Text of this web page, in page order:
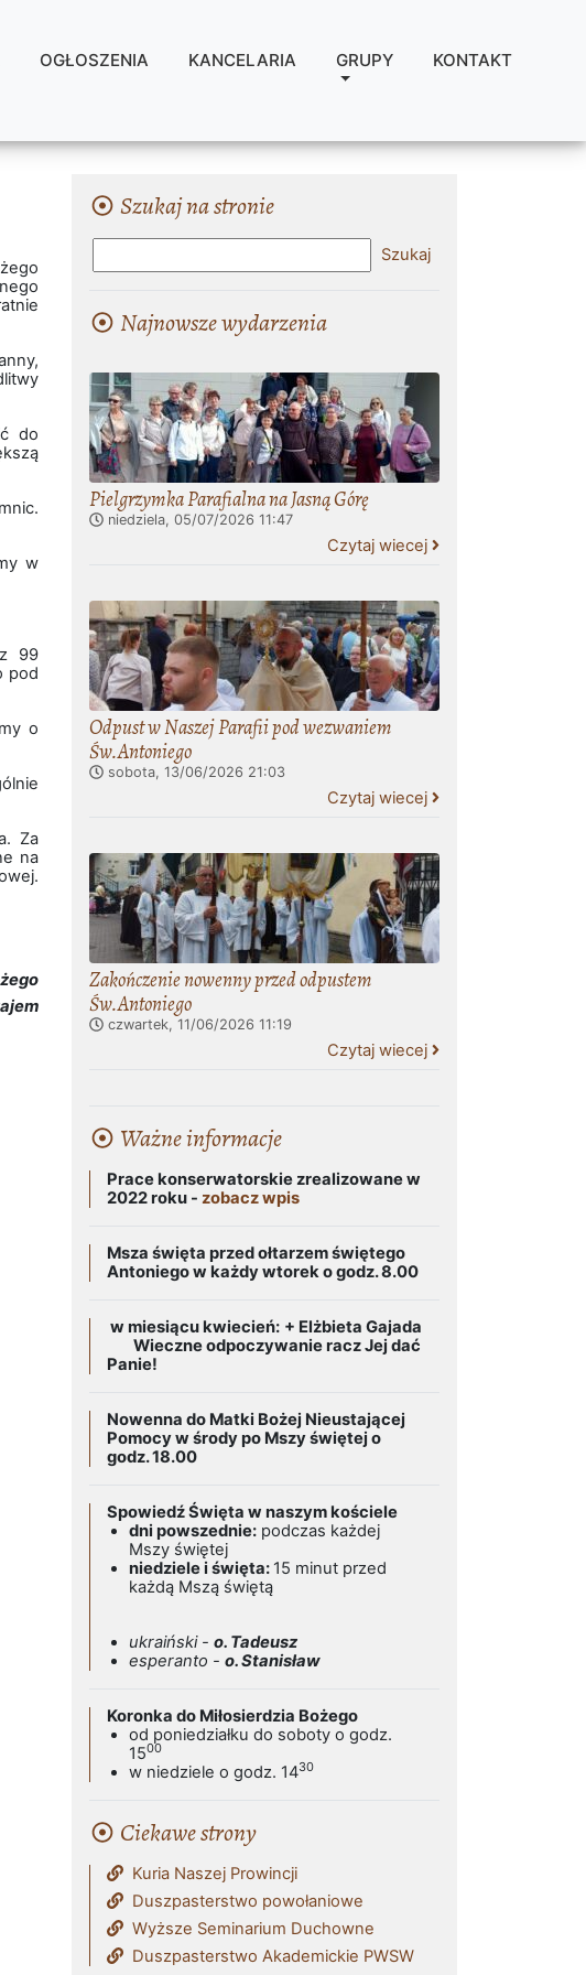
OGŁOSZENIA KANCELARIA GRUPY KONTAKT
do
w
99
pod
o
Za
na
Szukaj na stronie
Najnowsze wydarzenia
Pielgrzymka Parafialna na Jasną Górę
niedziela, 05/07/2026 11:47
Czytaj wiecej
Odpust w Naszej Parafii pod wezwaniem
Św.Antoniego
sobota, 13/06/2026 21:03
Czytaj wiecej
Zakończenie nowenny przed odpustem
Św.Antoniego
czwartek, 11/06/2026 11:19
Czytaj wiecej
Ważne informacje
Prace konserwatorskie zrealizowane w
2022 roku - zobacz wpis
Msza święta przed ołtarzem świętego
Antoniego w każdy wtorek o godz. 8.00
w miesiącu kwiecień: + Elżbieta Gajada
Wieczne odpoczywanie racz Jej dać
Panie!
Nowenna do Matki Bożej Nieustającej
Pomocy w środy po Mszy świętej o
godz. 18.00
Spowiedź Święta w naszym kościele
dni powszednie: podczas każdej
Mszy świętej
niedziele i święta: 15 minut przed
każdą Mszą świętą
ukraiński - o. Tadeusz
esperanto - o. Stanisław
Koronka do Miłosierdzia Bożego
od poniedziałku do soboty o godz.
1500
w niedziele o godz. 1430
Ciekawe strony
Kuria Naszej Prowincji
Duszpasterstwo powołaniowe
Wyższe Seminarium Duchowne
Duszpasterstwo Akademickie PWSW